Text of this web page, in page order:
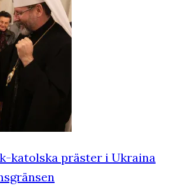
katolska präster i Ukraina